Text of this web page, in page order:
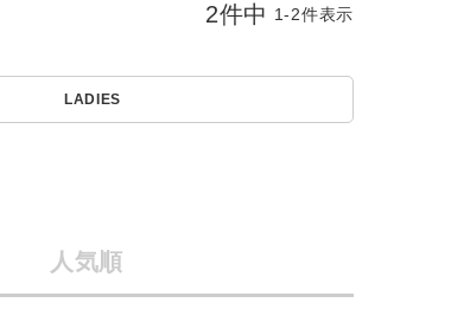
BINGOYAについて
ギフトカード
LADIES
人気順
2件中 1-2件表示